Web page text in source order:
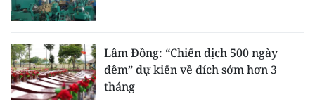
Lâm Đồng: “Chiến dịch 500 ngày
đêm” dự kiến về đích sớm hơn 3
tháng